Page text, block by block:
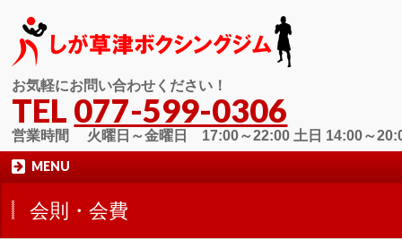
お気軽にお問い合わせください！
TEL 077-599-0306
営業時間 火曜日～金曜日 17:00～22:00 土日 14:00～
MENU
会則・会費